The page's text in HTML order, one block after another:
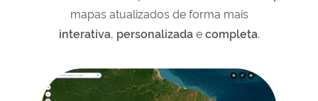
mapas atualizados de forma mais
interativa, personalizadaecompleta.